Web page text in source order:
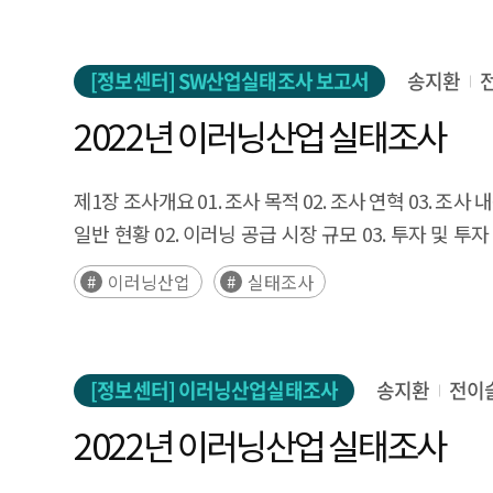
[정보센터] SW산업실태조사 보고서 송지환
2022년 이러닝산업 실태조사
제1장 조사개요01. 조사 목적 02. 조사 연혁 03. 조사
일반 현황 02. 이러닝 공급 시장 규모 03. 투자 및 투
지적재산권 보유 현황 09. 개인정보보호 수집 및 처
사업체 04. 정규교육기관 05. 공공기관
이러닝산업 실태조사
[정보센터] 이러닝산업실태조사 송지환 전이
2022년 이러닝산업 실태조사